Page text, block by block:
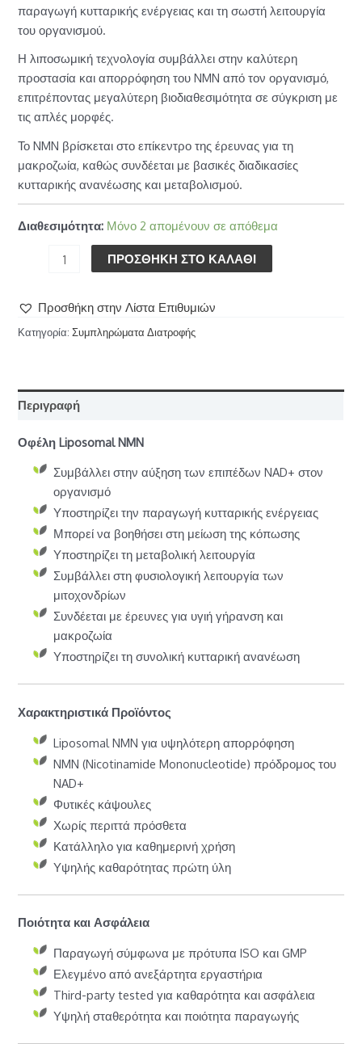
παραγωγή κυτταρικής ενέργειας και τη σωστή λειτουργία
του οργανισμού.
Η λιποσωμική τεχνολογία συμβάλλει στην καλύτερη
προστασία και απορρόφηση του NMN από τον οργανισμό,
επιτρέποντας μεγαλύτερη βιοδιαθεσιμότητα σε σύγκριση με
τις απλές μορφές.
Το NMN βρίσκεται στο επίκεντρο της έρευνας για τη
μακροζωία, καθώς συνδέεται με βασικές διαδικασίες
κυτταρικής ανανέωσης και μεταβολισμού.
Διαθεσιμότητα: Μόνο 2 απομένουν σε απόθεμα
ΠΡΟΣΘΉΚΗ ΣΤΟ ΚΑΛΆΘΙ
Προσθήκη στην Λίστα Επιθυμιών
Κατηγορία:Συμπληρώματα Διατροφής
Περιγραφή
Οφέλη Liposomal NMN
Συμβάλλει στην αύξηση των επιπέδων NAD+ στον
οργανισμό
Υποστηρίζει την παραγωγή κυτταρικής ενέργειας
Μπορεί να βοηθήσει στη μείωση της κόπωσης
Υποστηρίζει τη μεταβολική λειτουργία
Συμβάλλει στη φυσιολογική λειτουργία των
μιτοχονδρίων
Συνδέεται με έρευνες για υγιή γήρανση και
μακροζωία
Υποστηρίζει τη συνολική κυτταρική ανανέωση
Χαρακτηριστικά Προϊόντος
Liposomal NMN για υψηλότερη απορρόφηση
NMN (Nicotinamide Mononucleotide) πρόδρομος του
NAD+
Φυτικές κάψουλες
Χωρίς περιττά πρόσθετα
Κατάλληλο για καθημερινή χρήση
Υψηλής καθαρότητας πρώτη ύλη
Ποιότητα και Ασφάλεια
Παραγωγή σύμφωνα με πρότυπα ISO και GMP
Ελεγμένο από ανεξάρτητα εργαστήρια
Third-party tested για καθαρότητα και ασφάλεια
Υψηλή σταθερότητα και ποιότητα παραγωγής